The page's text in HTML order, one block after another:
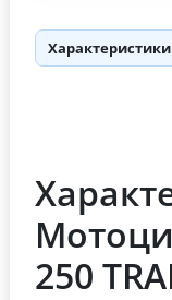
Характеристики
250